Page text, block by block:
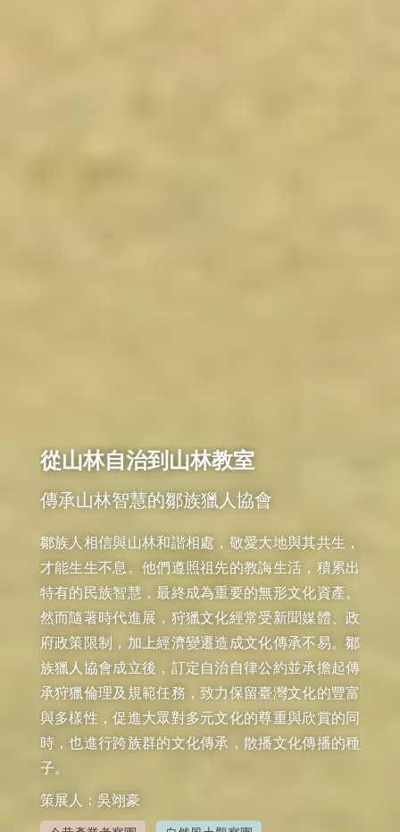
從山林自治到山林教室
傳承山林智慧的鄒族獵人協會
鄒族人相信與山林和諧相處，敬愛大地與其共生，
才能生生不息。他們遵照祖先的教誨生活，積累出
特有的民族智慧，最終成為重要的無形文化資產。
然而隨著時代進展，狩獵文化經常受新聞媒體、政
府政策限制，加上經濟變遷造成文化傳承不易。鄒
族獵人協會成立後，訂定自治自律公約並承擔起傳
承狩獵倫理及規範任務，致力保留臺灣文化的豐富
與多樣性，促進大眾對多元文化的尊重與欣賞的同
時，也進行跨族群的文化傳承，散播文化傳播的種
子。
策展人：吳翊豪